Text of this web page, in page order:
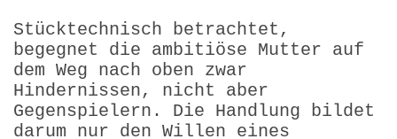
Stücktechnisch betrachtet,
begegnet die ambitiöse Mutter auf
dem Weg nach oben zwar
Hindernissen, nicht aber
Gegenspielern. Die Handlung bildet
darum nur den Willen eines